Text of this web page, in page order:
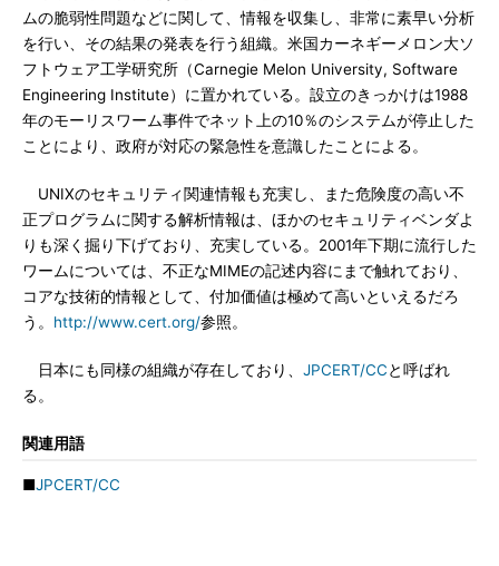
ムの脆弱性問題などに関して、情報を収集し、非常に素早い分析
を行い、その結果の発表を行う組織。米国カーネギーメロン大ソ
フトウェア工学研究所（Carnegie Melon University, Software
Engineering Institute）に置かれている。設立のきっかけは1988
年のモーリスワーム事件でネット上の10％のシステムが停止した
ことにより、政府が対応の緊急性を意識したことによる。
UNIXのセキュリティ関連情報も充実し、また危険度の高い不
正プログラムに関する解析情報は、ほかのセキュリティベンダよ
りも深く掘り下げており、充実している。2001年下期に流行した
ワームについては、不正なMIMEの記述内容にまで触れており、
コアな技術的情報として、付加価値は極めて高いといえるだろ
う。 http://www.cert.org/参照。
日本にも同様の組織が存在しており、 JPCERT/CCと呼ばれ
る。
関連用語
■JPCERT/CC